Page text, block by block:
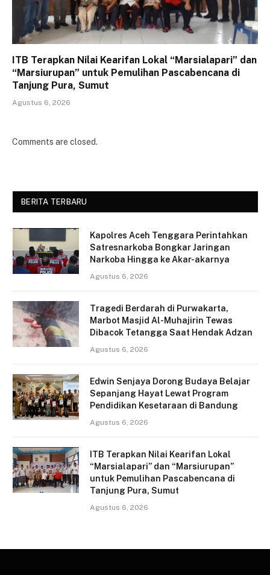
ITB Terapkan Nilai Kearifan Lokal “Marsialapari” dan
“Marsiurupan” untuk Pemulihan Pascabencana di
Tanjung Pura, Sumut
Agustus 6, 2026
Comments are closed.
BERITA TERBARU
Kapolres Aceh Tenggara Perintahkan
Satresnarkoba Bongkar Jaringan
Narkoba Hingga ke Akar-akarnya
Agustus 6, 2026
Tragedi Berdarah di Purwakarta,
Marbot Masjid Al-Muhajirin Tewas
Dibacok Tetangga Saat Hendak Adzan
Agustus 6, 2026
Edwin Senjaya Dorong Budaya Belajar
Sepanjang Hayat Lewat Program
Pendidikan Kesetaraan di Bandung
Agustus 6, 2026
ITB Terapkan Nilai Kearifan Lokal
“Marsialapari” dan “Marsiurupan”
untuk Pemulihan Pascabencana di
Tanjung Pura, Sumut
Agustus 6, 2026